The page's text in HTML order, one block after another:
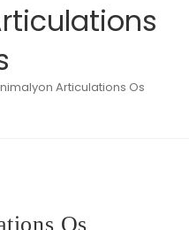
Articulations Os
Os